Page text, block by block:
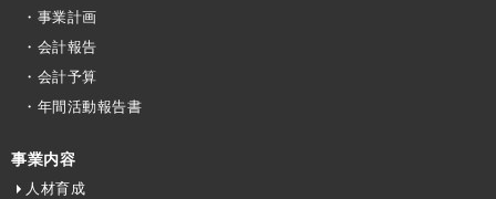
・事業計画
・会計報告
・会計予算
・年間活動報告書
事業内容
人材育成